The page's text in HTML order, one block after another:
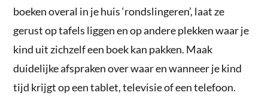
boeken overal in je huis ‘rondslingeren’, laat ze
gerust op tafels liggen en op andere plekken waar je
kind uit zichzelf een boek kan pakken. Maak
duidelijke afspraken over waar en wanneer je kind
tijd krijgt op een tablet, televisie of een telefoon.